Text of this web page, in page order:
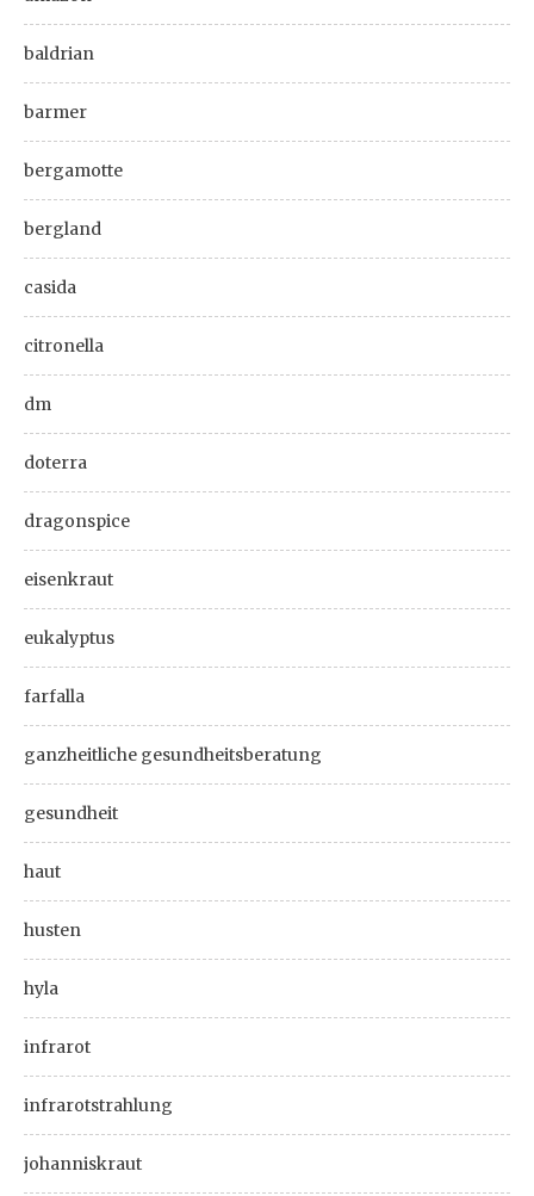
baldrian
barmer
bergamotte
bergland
casida
citronella
dm
doterra
dragonspice
eisenkraut
eukalyptus
farfalla
ganzheitliche gesundheitsberatung
gesundheit
haut
husten
hyla
infrarot
infrarotstrahlung
johanniskraut